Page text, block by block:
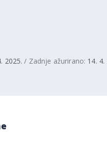
2025. / Zadnje ažurirano: 14. 4.